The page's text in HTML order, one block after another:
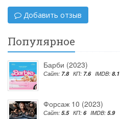
Добавить отзыв
Популярное
Барби (2023)
Сайт: 7.8 КП: 7.6 IMDB: 8.1
Форсаж 10 (2023)
Сайт: 5.5 КП: 6 IMDB: 5.9